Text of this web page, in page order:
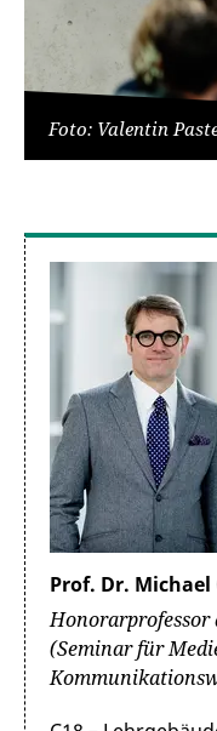
Foto: Valentin
Prof. Dr. Michael
(Seminar für